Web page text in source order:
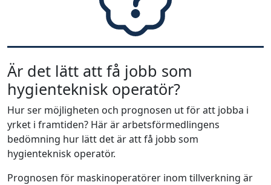
Är det lätt att få jobb som
hygienteknisk operatör?
Hur ser möjligheten och prognosen ut för att jobba i
yrket i framtiden? Här är arbetsförmedlingens
bedömning hur lätt det är att få jobb som
hygienteknisk operatör.
Prognosen för maskinoperatörer inom tillverkning är